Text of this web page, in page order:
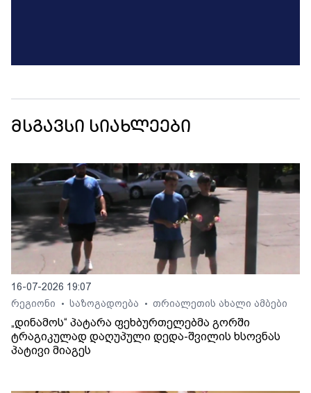
მსგავსი სიახლეები
16-07-2026 19:07
რეგიონი
• საზოგადოება • თრიალეთის ახალი ამბები
„დინამოს“ პატარა ფეხბურთელებმა გორში
ტრაგიკულად დაღუპული დედა-შვილის ხსოვნას
პატივი მიაგეს